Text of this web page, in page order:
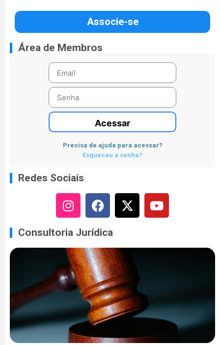
Associe-se
Área de Membros
Acessar
Precisa de ajuda para acessar?
Esqueceu a senha?
Redes Sociais
Consultoria Jurídica